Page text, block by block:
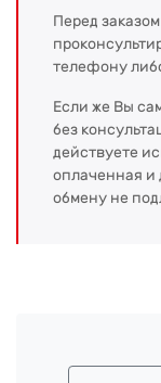
Перед
телефону
Если же Вы
без
действуете
оплаченная и
обмену не